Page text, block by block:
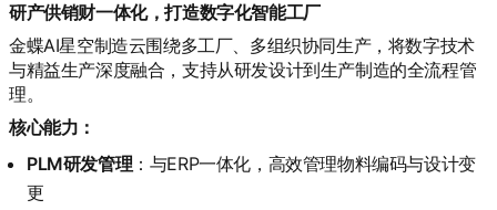
研产供销财一体化，打造数字化智能工厂
金蝶AI星空制造云围绕多工厂、多组织协同生产，将数字技术
与精益生产深度融合，支持从研发设计到生产制造的全流程管
理。
核心能力：
PLM研发管理 ：与ERP一体化，高效管理物料编码与设计变
更